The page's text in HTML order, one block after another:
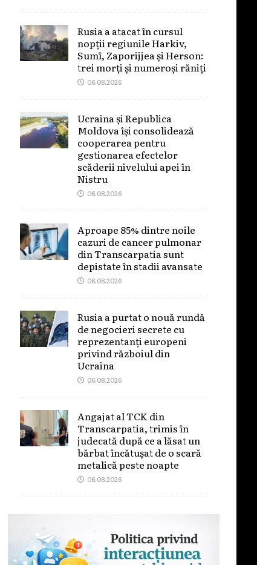
Rusia a atacat în cursul
nopții regiunile Harkiv,
Sumî, Zaporijjea și Herson:
trei morți și numeroși răniți
06.08.2026
Ucraina și Republica
Moldova își consolidează
cooperarea pentru
gestionarea efectelor
scăderii nivelului apei în
Nistru
06.08.2026
Aproape 85% dintre noile
cazuri de cancer pulmonar
din Transcarpatia sunt
depistate în stadii avansate
06.08.2026
Rusia a purtat o nouă rundă
de negocieri secrete cu
reprezentanți europeni
privind războiul din
Ucraina
06.08.2026
Angajat al TCK din
Transcarpatia, trimis în
judecată după ce a lăsat un
bărbat încătușat de o scară
metalică peste noapte
06.08.2026